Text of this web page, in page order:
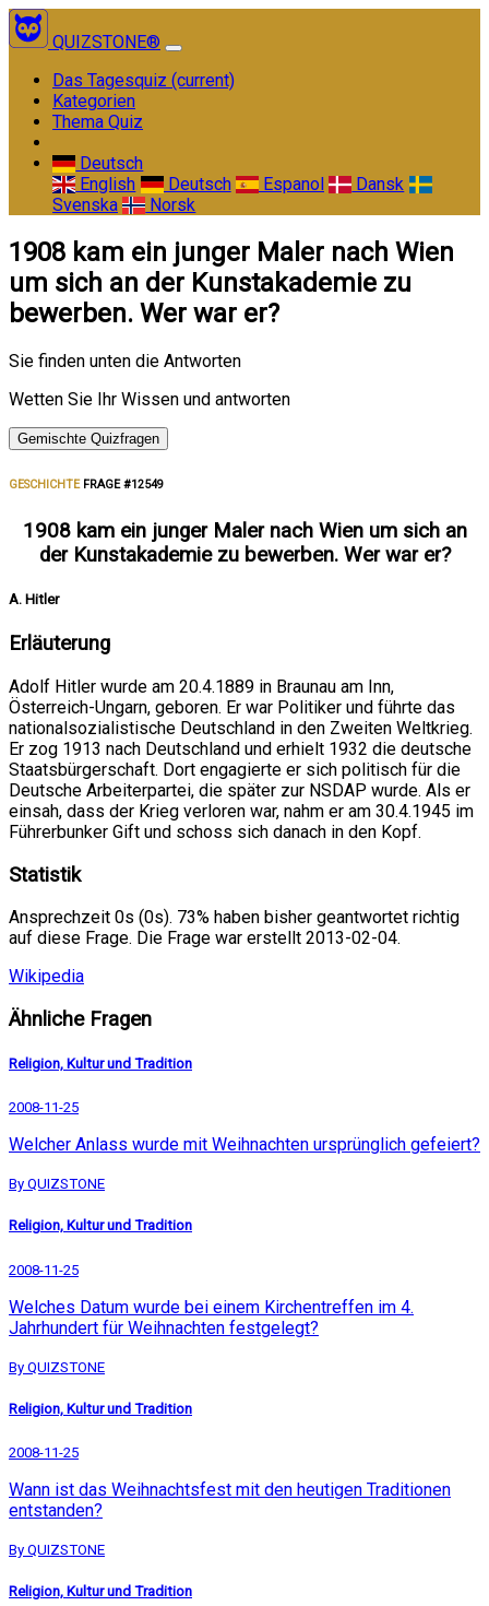
QUIZSTONE®
Das Tagesquiz (current)
Kategorien
Thema Quiz
Deutsch
English
Deutsch Espanol
Dansk
Svenska
Norsk
1908 kam ein junger Maler nach Wien
um sich an der Kunstakademie zu
bewerben. Wer war er?
Sie finden unten die Antworten
Wetten Sie Ihr Wissen und antworten
Gemischte Quizfragen
GESCHICHTEFRAGE #12549
1908 kam ein junger Maler nach Wien um sich an
der Kunstakademie zu bewerben. Wer war er?
A. Hitler
Erläuterung
Adolf Hitler wurde am 20.4.1889 in Braunau am Inn,
Österreich-Ungarn, geboren. Er war Politiker und führte das
nationalsozialistische Deutschland in den Zweiten Weltkrieg.
Er zog 1913 nach Deutschland und erhielt 1932 die deutsche
Staatsbürgerschaft. Dort engagierte er sich politisch für die
Deutsche Arbeiterpartei, die später zur NSDAP wurde. Als er
einsah, dass der Krieg verloren war, nahm er am 30.4.1945 im
Führerbunker Gift und schoss sich danach in den Kopf.
Statistik
Ansprechzeit 0s (0s). 73% haben bisher geantwortet richtig
auf diese Frage. Die Frage war erstellt 2013-02-04.
Wikipedia
Ähnliche Fragen
Religion, Kultur und Tradition
2008-11-25
Welcher Anlass wurde mit Weihnachten ursprünglich gefeiert?
By QUIZSTONE
Religion, Kultur und Tradition
2008-11-25
Welches Datum wurde bei einem Kirchentreffen im 4.
Jahrhundert für Weihnachten festgelegt?
By QUIZSTONE
Religion, Kultur und Tradition
2008-11-25
Wann ist das Weihnachtsfest mit den heutigen Traditionen
entstanden?
By QUIZSTONE
Religion, Kultur und Tradition